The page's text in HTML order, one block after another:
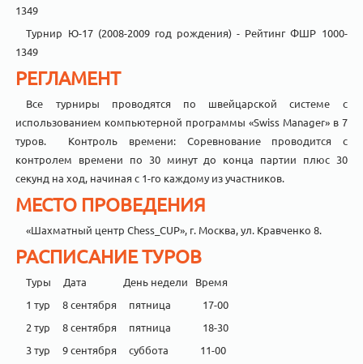
1349
Турнир Ю-17 (2008-2009 год рождения) - Рейтинг ФШР 1000-
1349
РЕГЛАМЕНТ
Все турниры проводятся по швейцарской системе с
использованием компьютерной программы «Swiss Manager» в 7
туров. Контроль времени: Соревнование проводится с
контролем времени по 30 минут до конца партии плюс 30
секунд на ход, начиная с 1-го каждому из участников.
МЕСТО ПРОВЕДЕНИЯ
«Шахматный центр Chess_CUP», г. Москва, ул. Кравченко 8.
РАСПИСАНИЕ ТУРОВ
Туры Дата День недели Время
1 тур 8 сентября пятница 17-00
2 тур 8 сентября пятница 18-30
3 тур 9 сентября суббота 11-00